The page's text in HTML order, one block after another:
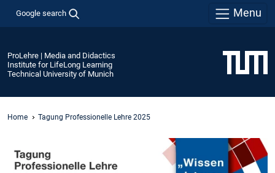
Google search Menu
ProLehre | Media and Didactics
Institute for LifeLong Learning
Technical University of Munich
Home Tagung Professionelle Lehre 2025